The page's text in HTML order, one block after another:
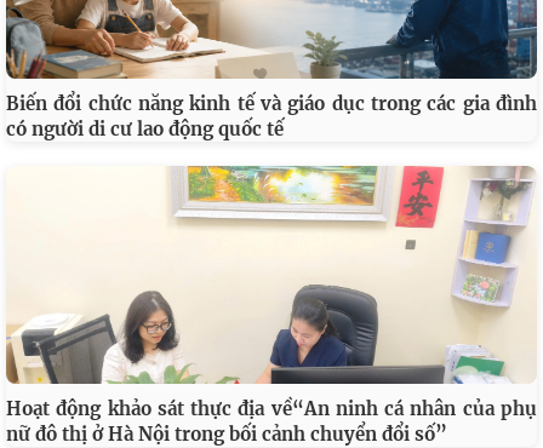
Biến đổi chức năng kinh tế và giáo dục trong các gia đình
có người di cư lao động quốc tế
Hoạt động khảo sát thực địa về“An ninh cá nhân của phụ
nữ đô thị ở Hà Nội trong bối cảnh chuyển đổi số”